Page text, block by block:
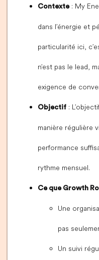
Contexte: My
dans l’énergie et
particularité ici,
n’est pas le lead,
exigence de
Objectif :
manière régulière
performance
rythme mensuel.
Ce que Growth
Une
pas
Un suivi